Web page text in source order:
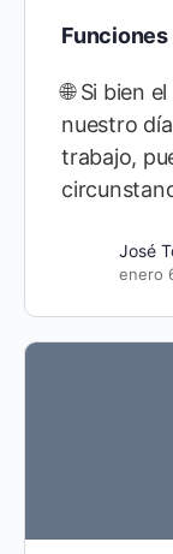
Funciones
🌐 Si bien
nuestro
trabajo,
José
enero